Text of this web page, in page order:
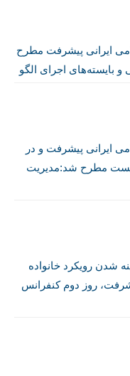
ایرانی پیشرفت مطرح
بایسته‌های اجرای الگو
ایرانی پیشرفت و در
مطرح شد:مدیریت
شدن رویکرد خانواده
روز دوم کنفرانس